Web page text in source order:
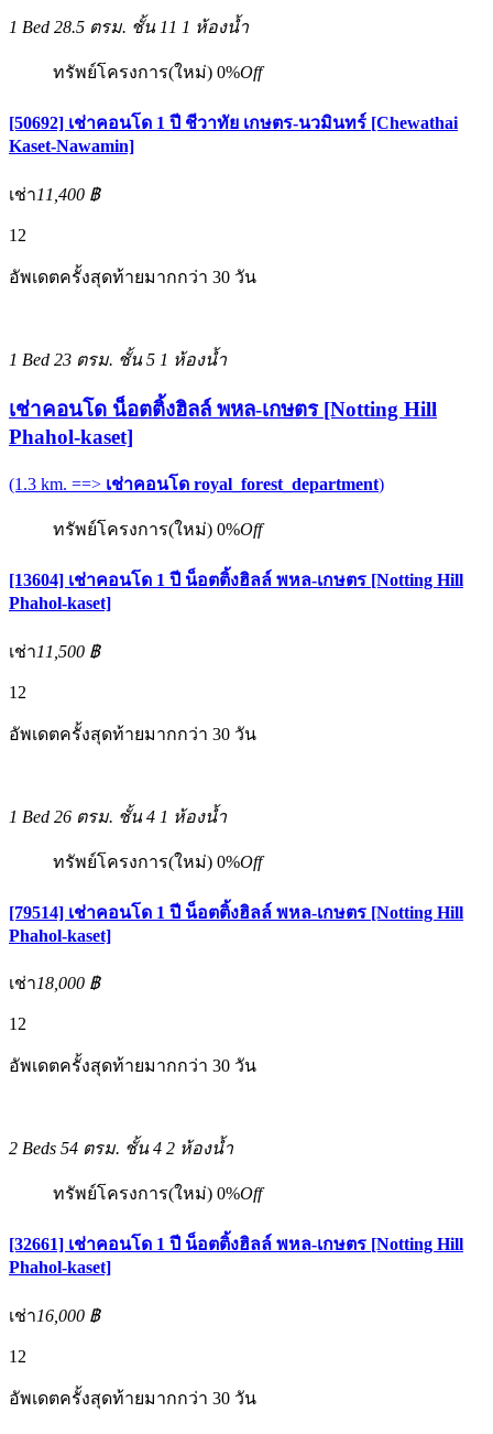
1 Bed 28.5 ตรม. ชั้น 11 1 ห้องน้ำ
ทรัพย์โครงการ(ใหม่) 0%Off
[50692] เช่าคอนโด 1 ปี ชีวาทัย เกษตร-นวมินทร์ [Chewathai
Kaset-Nawamin]
เช่า11,400 ฿
12
อัพเดตครั้งสุดท้ายมากกว่า 30 วัน
1 Bed 23 ตรม. ชั้น 5 1 ห้องน้ำ
เช่าคอนโด น็อตติ้งฮิลล์ พหล-เกษตร [Notting Hill
Phahol-kaset]
(1.3 km. ==> เช่าคอนโด royal_forest_department)
ทรัพย์โครงการ(ใหม่) 0%Off
[13604] เช่าคอนโด 1 ปี น็อตติ้งฮิลล์ พหล-เกษตร [Notting Hill
Phahol-kaset]
เช่า11,500 ฿
12
อัพเดตครั้งสุดท้ายมากกว่า 30 วัน
1 Bed 26 ตรม. ชั้น 4 1 ห้องน้ำ
ทรัพย์โครงการ(ใหม่) 0%Off
[79514] เช่าคอนโด 1 ปี น็อตติ้งฮิลล์ พหล-เกษตร [Notting Hill
Phahol-kaset]
เช่า18,000 ฿
12
อัพเดตครั้งสุดท้ายมากกว่า 30 วัน
2 Beds 54 ตรม. ชั้น 4 2 ห้องน้ำ
ทรัพย์โครงการ(ใหม่) 0%Off
[32661] เช่าคอนโด 1 ปี น็อตติ้งฮิลล์ พหล-เกษตร [Notting Hill
Phahol-kaset]
เช่า16,000 ฿
12
อัพเดตครั้งสุดท้ายมากกว่า 30 วัน